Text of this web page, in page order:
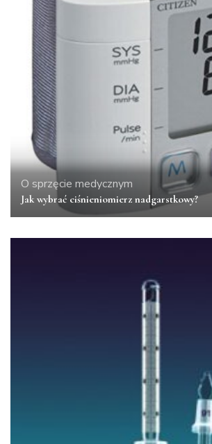
O sprzęcie medycznym
Jak wybrać ciśnieniomierz nadgarstkowy?